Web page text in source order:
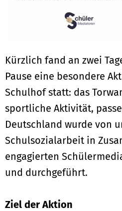
Kürzlich fand an zwei
Pause eine besondere
Schulhof statt: das
sportliche Aktivität,
Deutschland wurde von
Schulsozialarbeit in
engagierten
und durchgeführt.
Ziel der Aktion